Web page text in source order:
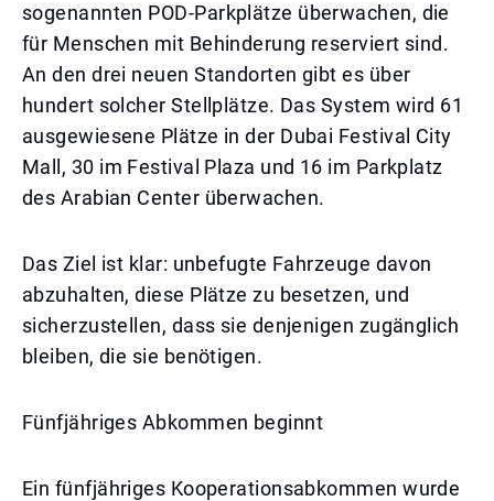
sogenannten POD-Parkplätze überwachen, die
für Menschen mit Behinderung reserviert sind.
An den drei neuen Standorten gibt es über
hundert solcher Stellplätze. Das System wird 61
ausgewiesene Plätze in der Dubai Festival City
Mall, 30 im Festival Plaza und 16 im Parkplatz
des Arabian Center überwachen.
Das Ziel ist klar: unbefugte Fahrzeuge davon
abzuhalten, diese Plätze zu besetzen, und
sicherzustellen, dass sie denjenigen zugänglich
bleiben, die sie benötigen.
Fünfjähriges Abkommen beginnt
Ein fünfjähriges Kooperationsabkommen wurde